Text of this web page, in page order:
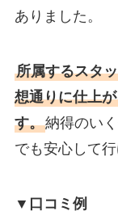
ありました。
所属するスタ
想通りに仕上
す。納得のい
でも安心して
▼口コミ例